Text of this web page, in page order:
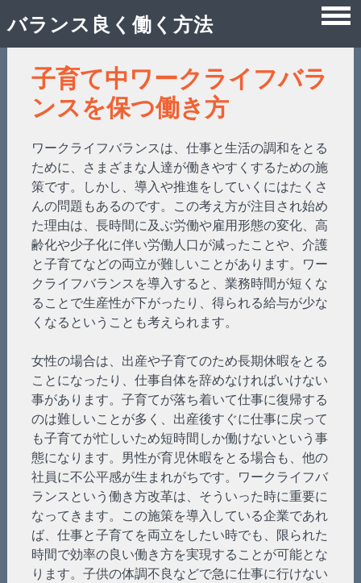
バランス良く働く方法
content
子育て中ワークライフバラ
ンスを保つ働き方
ワークライフバランスは、仕事と生活の調和をとる
ために、さまざまな人達が働きやすくするための施
策です。しかし、導入や推進をしていくにはたくさ
んの問題もあるのです。この考え方が注目され始め
た理由は、長時間に及ぶ労働や雇用形態の変化、高
齢化や少子化に伴い労働人口が減ったことや、介護
と子育てなどの両立が難しいことがあります。ワー
クライフバランスを導入すると、業務時間が短くな
ることで生産性が下がったり、得られる給与が少な
くなるということも考えられます。
女性の場合は、出産や子育てのため長期休暇をとる
ことになったり、仕事自体を辞めなければいけない
事があります。子育てが落ち着いて仕事に復帰する
のは難しいことが多く、出産後すぐに仕事に戻って
も子育てが忙しいため短時間しか働けないという事
態になります。男性が育児休暇をとる場合も、他の
社員に不公平感が生まれがちです。ワークライフバ
ランスという働き方改革は、そういった時に重要に
なってきます。この施策を導入している企業であれ
ば、仕事と子育てを両立をしたい時でも、限られた
時間で効率の良い働き方を実現することが可能とな
ります。子供の体調不良などで急に仕事に行けない